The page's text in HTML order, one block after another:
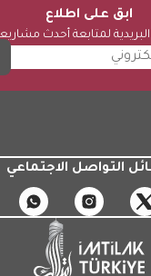
ابق على اطلاع
لمتابعة أحدث
التواصل الاجتماعي